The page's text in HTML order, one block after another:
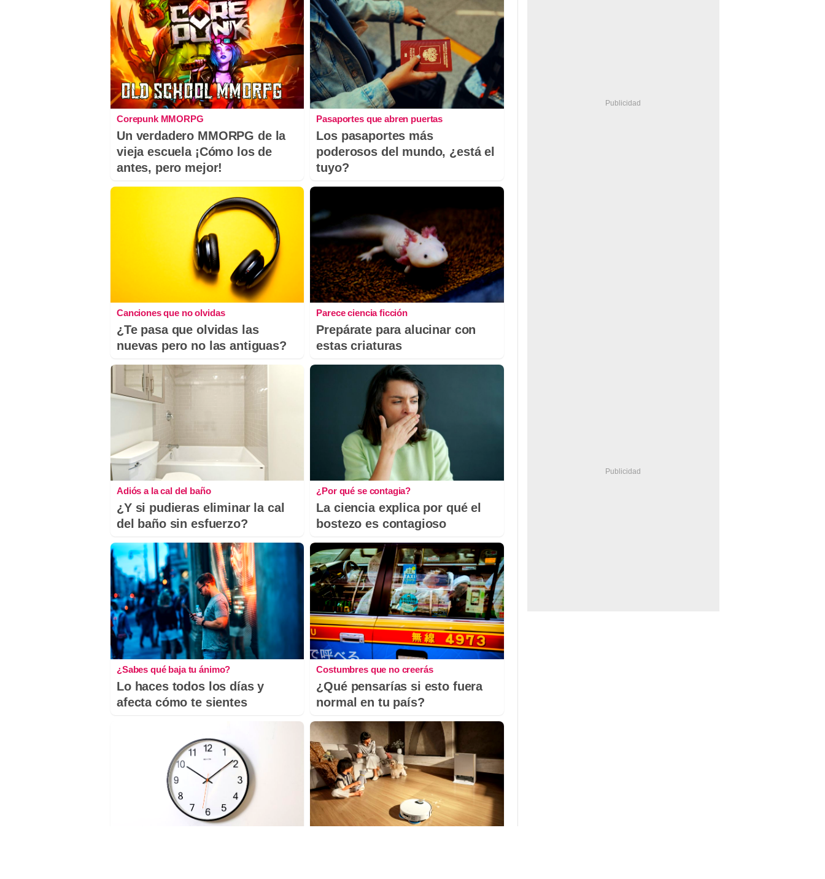
Corepunk MMORPG
Un verdadero MMORPG de la
vieja escuela ¡Cómo los de
antes, pero mejor!
Pasaportes que abren puertas
Los pasaportes más
poderosos del mundo, ¿está el
tuyo?
Canciones que no olvidas
¿Te pasa que olvidas las
nuevas pero no las antiguas?
Parece ciencia ficción
Prepárate para alucinar con
estas criaturas
Adiós a la cal del baño
¿Y si pudieras eliminar la cal
del baño sin esfuerzo?
¿Por qué se contagia?
La ciencia explica por qué el
bostezo es contagioso
¿Sabes qué baja tu ánimo?
Lo haces todos los días y
afecta cómo te sientes
Costumbres que no creerás
¿Qué pensarías si esto fuera
normal en tu país?